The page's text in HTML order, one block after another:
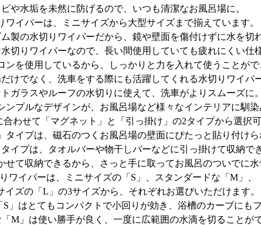
ビや水垢を未然に防げるので、いつも清潔なお風呂場に。
ワイパーは、ミニサイズから大型サイズまで揃えています。
製の水切りワイパーだから、鏡や壁面を傷付けずに水を切
切りワイパーなので、長い間使用していても疲れにくい仕
ンを使用しているから、しっかりと力を入れて使うことがで
けでなく、洗車をする際にも活躍してくれる水切りワイパー
ガラスやルーフの水切りに使えて、洗車がよりスムーズに。
ンプルなデザインが、お風呂場など様々なインテリアに馴染
合わせて「マグネット」と「引っ掛け」の2タイプから選択可
タイプは、磁石のつくお風呂場の壁面にぴたっと貼り付けら
タイプは、タオルバーや物干しバーなどに引っ掛けて収納で
せて収納できるから、さっと手に取ってお風呂のついでに水
ワイパーは、ミニサイズの「S」、スタンダードな「M」、
イズの「L」の3サイズから、それぞれお選びいただけます。
S」はとてもコンパクトで小回りが効き、浴槽のカーブにもフ
M」は使い勝手が良く、一度に広範囲の水滴を切ることが